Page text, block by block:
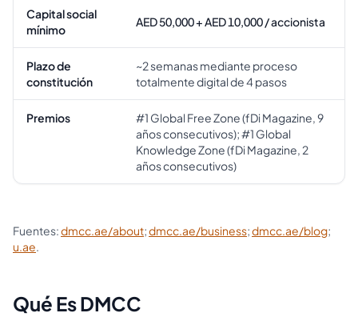
Capital social
mínimo
AED 50,000 + AED 10,000 / accionista
Plazo de
constitución
~2 semanas mediante proceso
totalmente digital de 4 pasos
Premios
#1 Global Free Zone (fDi Magazine, 9
años consecutivos); #1 Global
Knowledge Zone (fDi Magazine, 2
años consecutivos)
Fuentes:dmcc.ae/about;dmcc.ae/business;dmcc.ae/blog;
u.ae.
Qué Es DMCC